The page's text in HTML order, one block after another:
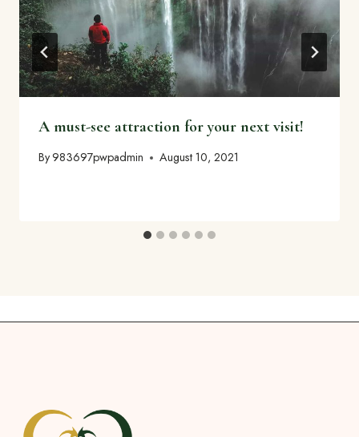
A must-see attraction for your next visit!
By 983697pwpadmin August 10, 2021